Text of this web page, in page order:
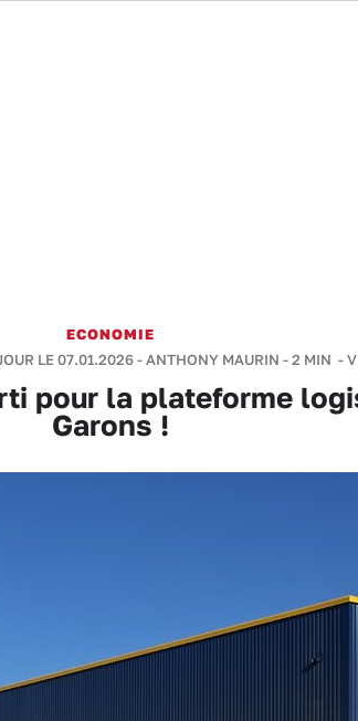
ECONOMIE
LE 07.01.2026 -ANTHONY MAURIN -2 MIN -
pour la plateforme
Garons !